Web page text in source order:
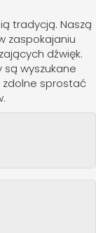
tradycją. Naszą
zaspokajaniu
dźwięk.
wyszukane
sprostać